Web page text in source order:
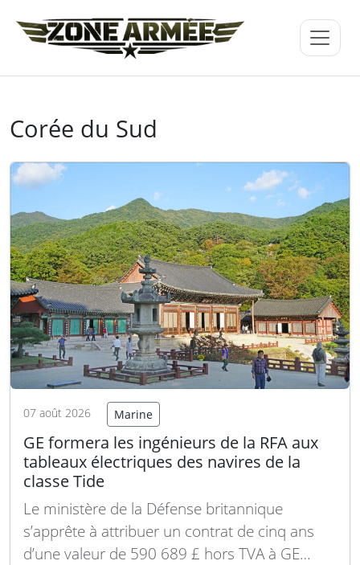
Corée du Sud
07 août 2026 Marine
GE formera les ingénieurs de la RFA aux
tableaux électriques des navires de la
classe Tide
Le ministère de la Défense britannique
s’apprête à attribuer un contrat de cinq ans
d’une valeur de 590 689 £ hors TVA à GE